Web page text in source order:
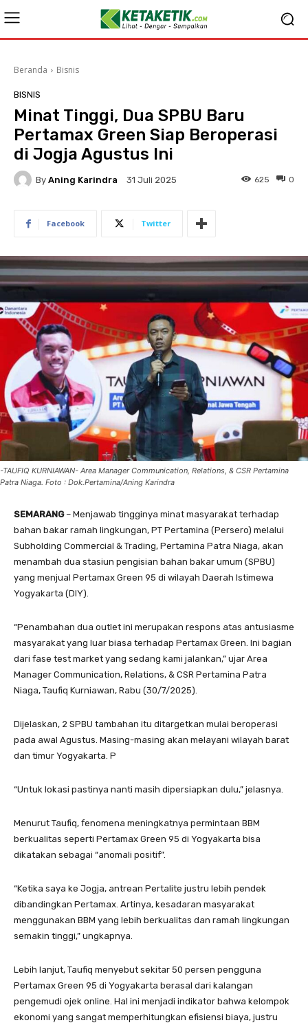
Beranda Bisnis
BISNIS
Minat Tinggi, Dua SPBU Baru
Pertamax Green Siap Beroperasi
di Jogja Agustus Ini
By Aning Karindra 31 Juli 2025 0
625
Facebook Twitter
-TAUFIQ KURNIAWAN- Area Manager Communication, Relations, & CSR Pertamina
Patra Niaga. Foto : Dok.Pertamina/Aning Karindra
SEMARANG– Menjawab tingginya minat masyarakat terhadap
bahan bakar ramah lingkungan, PT Pertamina (Persero) melalui
Subholding Commercial & Trading, Pertamina Patra Niaga, akan
menambah dua stasiun pengisian bahan bakar umum (SPBU)
yang menjual Pertamax Green 95 di wilayah Daerah Istimewa
Yogyakarta (DIY).
“Penambahan dua outlet ini merupakan respons atas antusiasme
masyarakat yang luar biasa terhadap Pertamax Green. Ini bagian
dari fase test market yang sedang kami jalankan,” ujar Area
Manager Communication, Relations, & CSR Pertamina Patra
Niaga, Taufiq Kurniawan, Rabu (30/7/2025).
Dijelaskan, 2 SPBU tambahan itu ditargetkan mulai beroperasi
pada awal Agustus. Masing-masing akan melayani wilayah barat
dan timur Yogyakarta. P
“Untuk lokasi pastinya nanti masih dipersiapkan dulu,” jelasnya.
Menurut Taufiq, fenomena meningkatnya permintaan BBM
berkualitas seperti Pertamax Green 95 di Yogyakarta bisa
dikatakan sebagai “anomali positif”.
“Ketika saya ke Jogja, antrean Pertalite justru lebih pendek
dibandingkan Pertamax. Artinya, kesadaran masyarakat
menggunakan BBM yang lebih berkualitas dan ramah lingkungan
semakin tinggi,” ungkapnya.
Lebih lanjut, Taufiq menyebut sekitar 50 persen pengguna
Pertamax Green 95 di Yogyakarta berasal dari kalangan
pengemudi ojek online. Hal ini menjadi indikator bahwa kelompok
ekonomi yang sangat memperhitungkan efisiensi biaya, justru